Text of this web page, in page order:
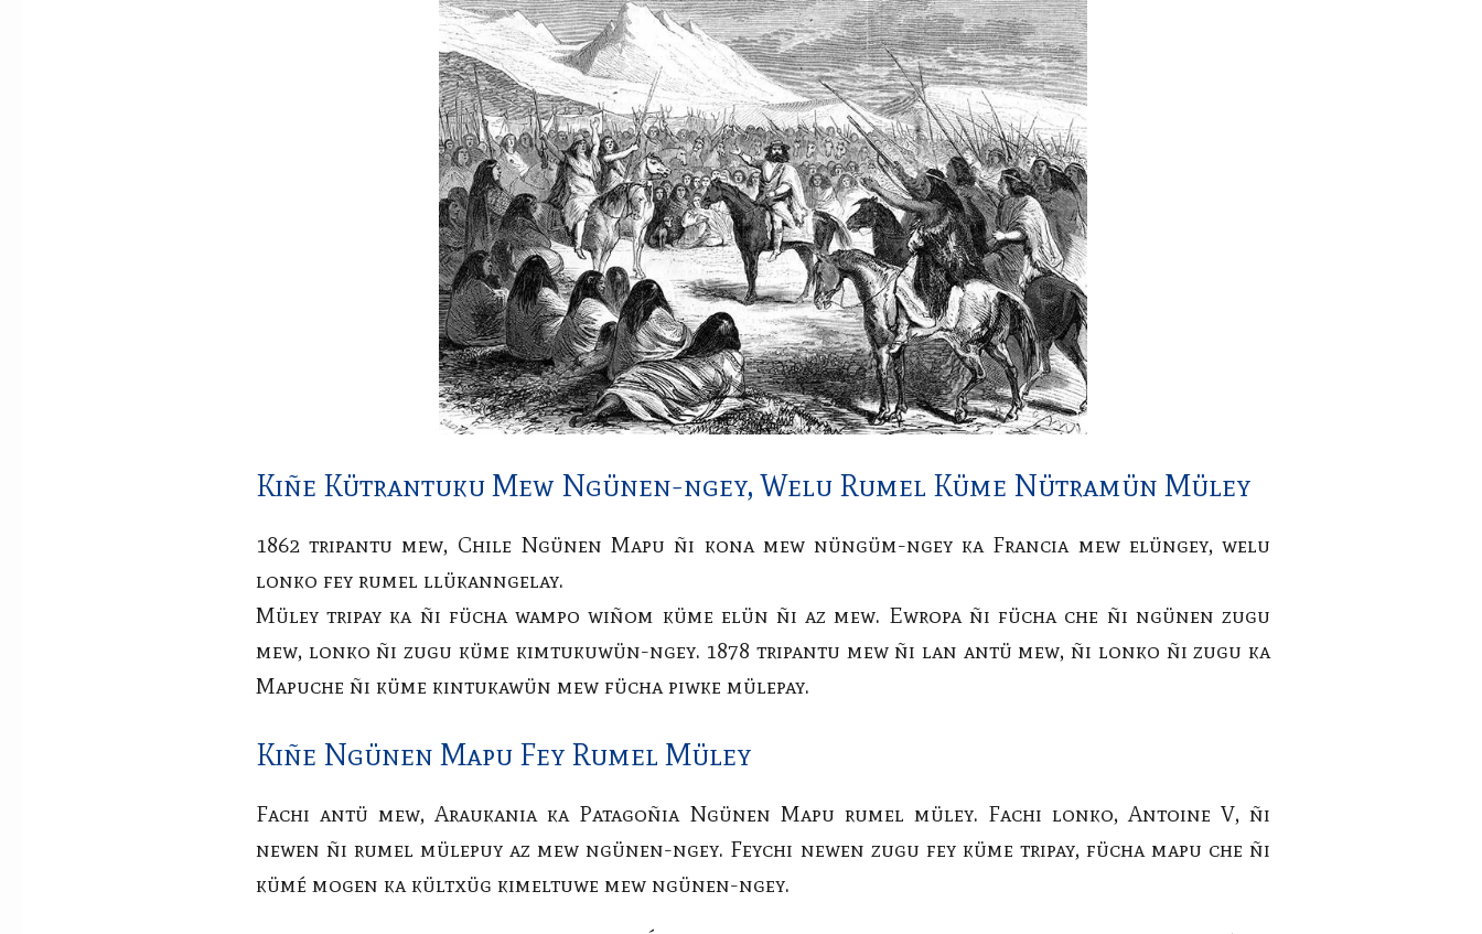
Kiñe Kütrantuku Mew Ngünen-ngey, Welu Rumel Küme Nütramün Müley
1862 tripantu mew, Chile Ngünen Mapu ñi kona mew nüngüm-ngey ka Francia mew elüngey, welu
lonko fey rumel llükanngelay.
Müley tripay ka ñi fücha wampo wiñom küme elün ñi az mew. Ewropa ñi fücha che ñi ngünen zugu
mew, lonko ñi zugu küme kimtukuwün-ngey. 1878 tripantu mew ñi lan antü mew, ñi lonko ñi zugu ka
Mapuche ñi küme kintukawün mew fücha piwke mülepay.
Kiñe Ngünen Mapu Fey Rumel Müley
Fachi antü mew, Araukania ka Patagoñia Ngünen Mapu rumel müley. Fachi lonko, Antoine V, ñi
newen ñi rumel mülepuy az mew ngünen-ngey. Feychi newen zugu fey küme tripay, fücha mapu che ñi
kümé mogen ka kültxüg kimeltuwe mew ngünen-ngey.